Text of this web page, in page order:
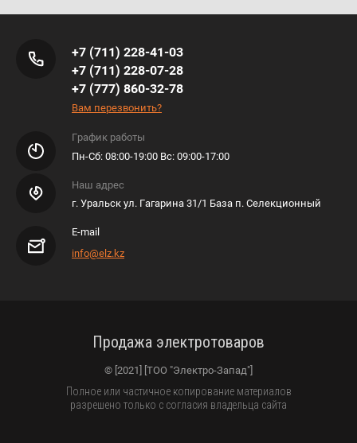
+7 (711) 228-41-03
+7 (711) 228-07-28
+7 (777) 860-32-78
Вам перезвонить?
График работы
​​​​​​Пн-Сб: 08:00-19:00 Вс: 09:00-17:00
Наш адрес
г. Уральск ул. Гагарина 31/1 База п. Селекционный
E-mail
info@elz.kz
Продажа электротоваров
© [2021] [ТОО "Электро-Запад"]
Полное или частичное копирование материалов
разрешено только с согласия владельца сайта